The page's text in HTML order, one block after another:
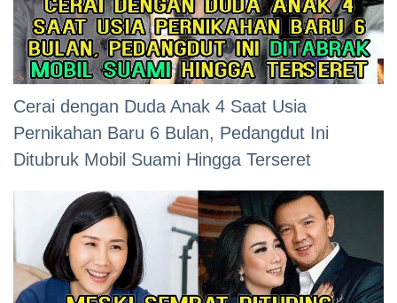
Cerai dengan Duda Anak 4 Saat Usia
Pernikahan Baru 6 Bulan, Pedangdut Ini
Ditubruk Mobil Suami Hingga Terseret